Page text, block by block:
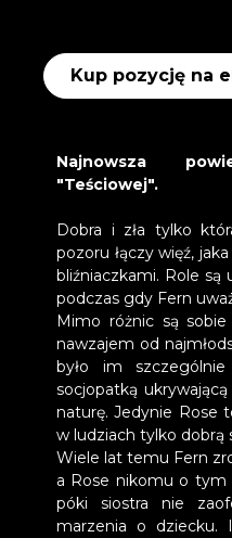
Kup pozycję na
Najnowsza
"Teściowej".
Dobra i zła tylko
pozoru łączy więź,
bliźniaczkami. Role
podczas gdy Fern
Mimo różnic są
nawzajem od
było im
socjopatką
naturę. Jedynie Rose
w ludziach tylko dobrą
Wiele lat temu Fern
a Rose nikomu o tym
póki siostra nie
marzenia o dziecku.